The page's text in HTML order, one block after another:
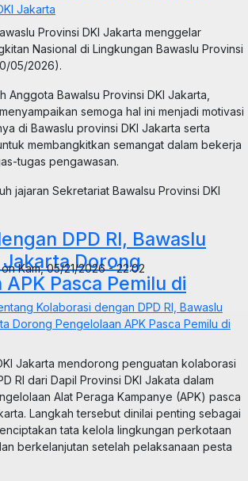
Jakarta
Provinsi DKI Jakarta menggelar
Nasional di Lingkungan Bawaslu Provinsi
05/2026).
Anggota Bawalsu Provinsi DKI Jakarta,
semoga hal ini menjadi motivasi
di Bawaslu provinsi DKI Jakarta serta
membangkitkan semangat dalam bekerja
tugas pengawasan.
jajaran Sekretariat Bawalsu Provinsi DKI
DPD RI, Bawaslu
Jakarta Dorong
Pasca Pemilu di
Kam, 05/21/2026 - 22:02
Kolaborasi dengan DPD RI, Bawaslu
Dorong Pengelolaan APK Pasca Pemilu di
Jakarta mendorong penguatan kolaborasi
RI dari Dapil Provinsi DKI Jakata dalam
Alat Peraga Kampanye (APK) pasca
Langkah tersebut dinilai penting sebagai
tata kelola lingkungan perkotaan
berkelanjutan setelah pelaksanaan pesta